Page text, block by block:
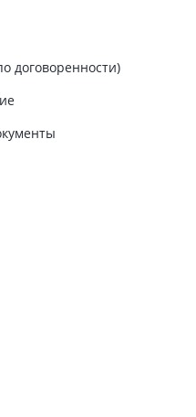
договоренности)